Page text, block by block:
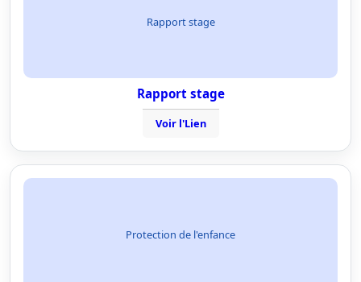
Rapport stage
Rapport stage
Voir l'Lien
Protection de l'enfance